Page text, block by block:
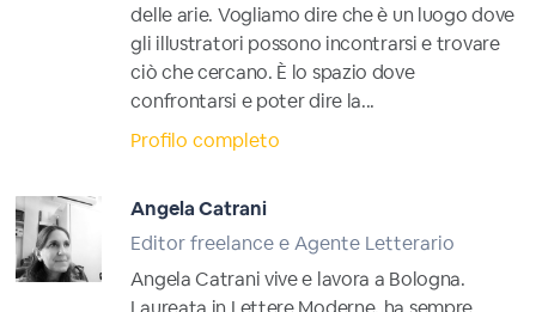
delle arie. Vogliamo dire che è un luogo dove
gli illustratori possono incontrarsi e trovare
ciò che cercano. È lo spazio dove
confrontarsi e poter dire la...
Profilo completo
Angela Catrani
Editor freelance e Agente Letterario
Angela Catrani vive e lavora a Bologna.